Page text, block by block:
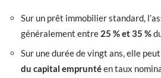
Sur un prêt immobilier standard,
généralement entre 25 % et 35 %
Sur une durée de vingt ans, elle
du capital empruntéen taux